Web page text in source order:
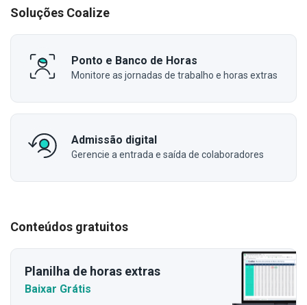
Soluções Coalize
Ponto e Banco de Horas
Monitore as jornadas de trabalho e horas extras
Admissão digital
Gerencie a entrada e saída de colaboradores
Conteúdos gratuitos
Planilha de horas extras
Baixar Grátis